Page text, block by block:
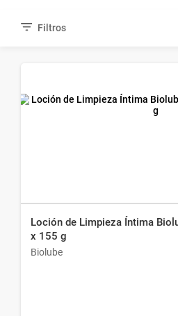
Loción de Limpieza Íntima
x 155 g
Biolube